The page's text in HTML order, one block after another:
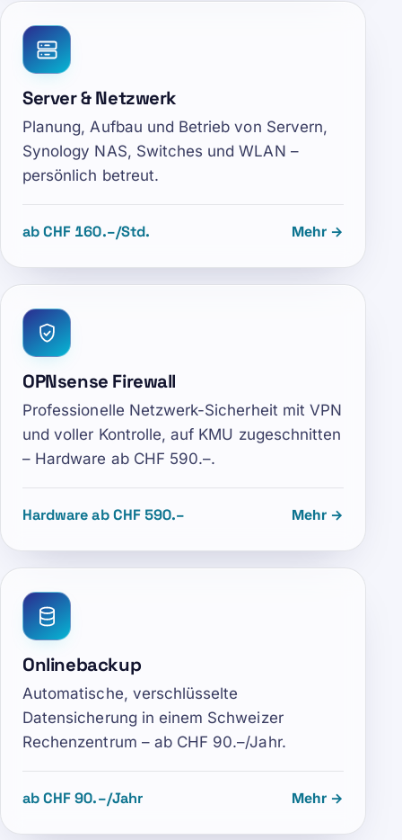
Server & Netzwerk
Planung, Aufbau und Betrieb von Servern,
Synology NAS, Switches und WLAN –
persönlich betreut.
ab CHF 160.–/Std. Mehr →
OPNsense Firewall
Professionelle Netzwerk-Sicherheit mit VPN
und voller Kontrolle, auf KMU zugeschnitten
– Hardware ab CHF 590.–.
Hardware ab CHF 590.– Mehr →
Onlinebackup
Automatische, verschlüsselte
Datensicherung in einem Schweizer
Rechenzentrum – ab CHF 90.–/Jahr.
ab CHF 90.–/Jahr Mehr →